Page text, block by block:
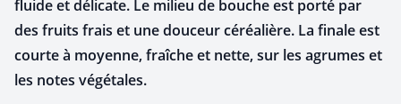
fluide et délicate. Le milieu de bouche est porté par
des fruits frais et une douceur céréalière. La finale est
courte à moyenne, fraîche et nette, sur les agrumes et
les notes végétales.